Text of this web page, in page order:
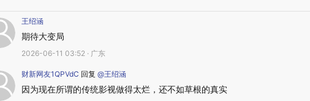
王绍涵
期待大变局
2026-06-11 03:52 · 广东
财新网友1QPVdC 回复 @王绍涵
因为现在所谓的传统影视做得太烂，还不如草根的真实